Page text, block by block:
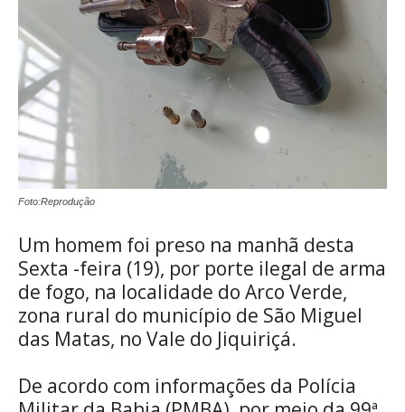
Foto:Reprodução
Um homem foi preso na manhã desta
Sexta -feira (19), por porte ilegal de arma
de fogo, na localidade do Arco Verde,
zona rural do município de São Miguel
das Matas, no Vale do Jiquiriçá.
De acordo com informações da Polícia